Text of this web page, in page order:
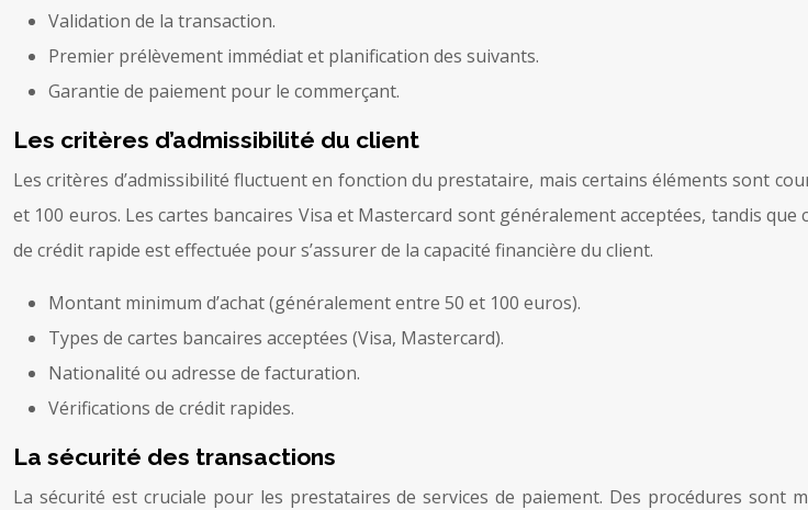
Validation de la transaction.
Premier prélèvement immédiat et planification des suivants.
Garantie de paiement pour le commerçant.
Les critères d’admissibilité du client
Les critères d’admissibilité fluctuent en fonction du prestataire, mais certains éléments sont
et 100 euros. Les cartes bancaires Visa et Mastercard sont généralement acceptées, tandis
de crédit rapide est effectuée pour s’assurer de la capacité financière du client.
Montant minimum d’achat (généralement entre 50 et 100 euros).
Types de cartes bancaires acceptées (Visa, Mastercard).
Nationalité ou adresse de facturation.
Vérifications de crédit rapides.
La sécurité des transactions
La sécurité est cruciale pour les prestataires de services de paiement. Des procédures